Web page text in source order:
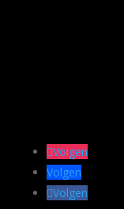
Volgen
Volgen
Volgen